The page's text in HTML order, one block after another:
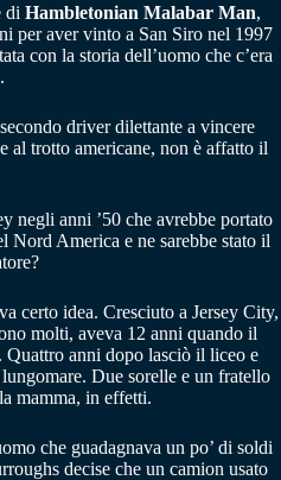
di Hambletonian Malabar Man,
per aver vinto a San Siro nel 1997
con la storia dell’uomo che c’era
.
driver dilettante a vincere
al trotto americane, non è affatto il
negli anni ’50 che avrebbe portato
Nord America e ne sarebbe stato il
certo idea. Cresciuto a Jersey City,
molti, aveva 12 anni quando il
Quattro anni dopo lasciò il liceo e
Due sorelle e un fratello
mamma, in effetti.
che guadagnava un po’ di soldi
decise che un camion usato